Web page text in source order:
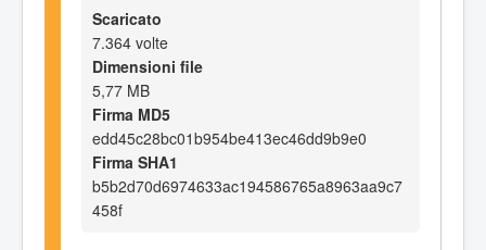
Scaricato
7.364 volte
Dimensioni file
5,77 MB
Firma MD5
edd45c28bc01b954be413ec46dd9b9e0
Firma SHA1
b5b2d70d6974633ac194586765a8963aa9c7
458f